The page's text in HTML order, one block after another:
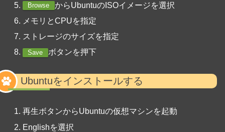
Browse
からUbuntuのISOイメージを選択
メモリとCPUを指定
ストレージのサイズを指定
Save ボタンを押下
Ubuntuをインストールする
再生ボタンからUbuntuの仮想マシンを起動
Englishを選択